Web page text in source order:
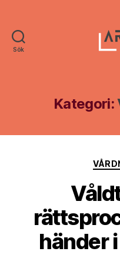
Sök
Kategori:
händer